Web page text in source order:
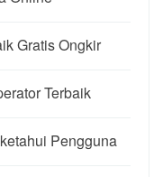
Gratis Ongkir
Terbaik
Pengguna